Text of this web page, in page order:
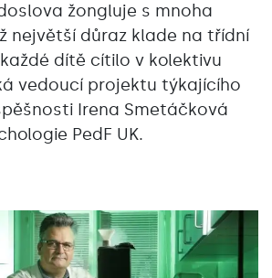
žongluje s mnoha
největší důraz klade na třídní
dítě cítilo v kolektivu
vedoucí projektu týkajícího
Irena Smetáčková
PedF UK.